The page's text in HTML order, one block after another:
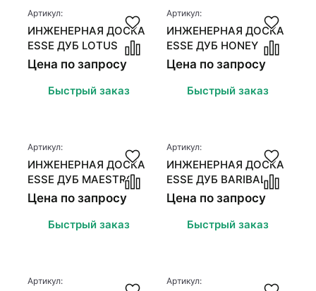
Артикул:
ИНЖЕНЕРНАЯ ДОСКА
ESSE ДУБ LOTUS
Цена по запросу
Быстрый заказ
Артикул:
ИНЖЕНЕРНАЯ ДОСКА
ESSE ДУБ HONEY
Цена по запросу
Быстрый заказ
Артикул:
ИНЖЕНЕРНАЯ ДОСКА
ESSE ДУБ MAESTRO
Цена по запросу
Быстрый заказ
Артикул:
ИНЖЕНЕРНАЯ ДОСКА
ESSE ДУБ BARIBAL
Цена по запросу
Быстрый заказ
Артикул: Артикул:
Стеновые панели
Межкомнатные двери
Стеновые панели
Межкомнатные двери